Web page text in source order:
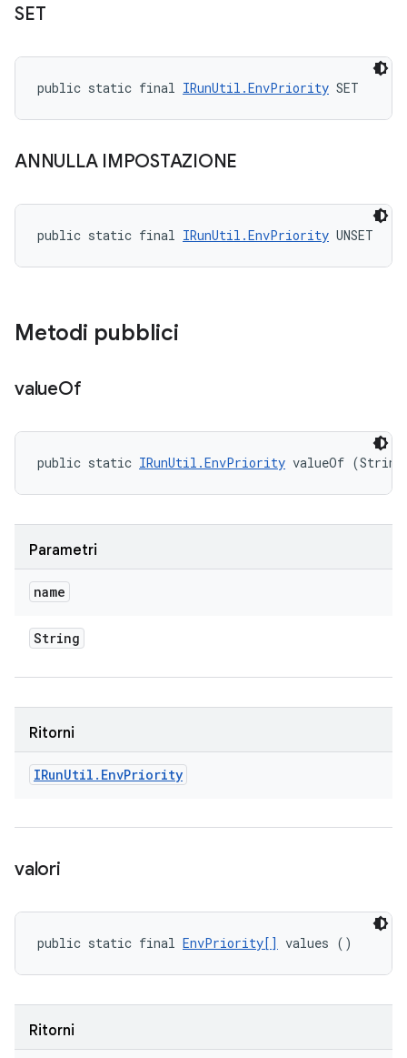
SET
public static final IRunUtil.EnvPriority SET
ANNULLA IMPOSTAZIONE
public static final IRunUtil.EnvPriority UNSET
Metodi pubblici
valueOf
public static IRunUtil.EnvPriority valueOf (String
Parametri
name
String
Ritorni
IRunUtil . EnvPriority
valori
public static final EnvPriority[] values ()
Ritorni